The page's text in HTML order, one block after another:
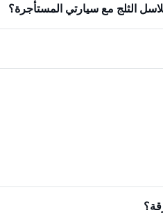
الثلج مع سيارتي المستأجرة؟